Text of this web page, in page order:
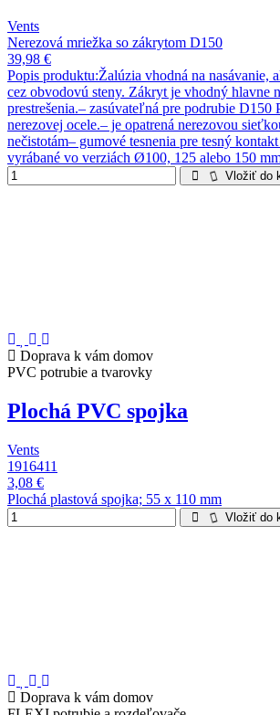
Vents
Nerezová mriežka so zákrytom D150
39,98 €
Popis produktu:Žalúzia vhodná na nasávanie,
cez obvodovú steny. Zákryt je vhodný hlavne
prestrešenia.– zasúvateľná pre podrubie D150
nerezovej ocele.– je opatrená nerezovou
nečistotám– gumové tesnenia pre tesný
vyrábané vo verziách Ø100, 125 alebo 150
Vložiť do
Doprava k vám domov
PVC potrubie a tvarovky
Plochá PVC spojka
Vents
1916411
3,08 €
Plochá plastová spojka; 55 x 110 mm
Vložiť do
Doprava k vám domov